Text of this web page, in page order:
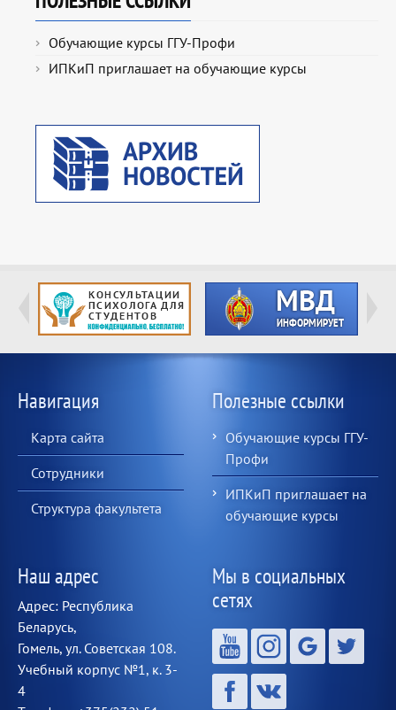
Обучающие курсы ГГУ-Профи
ИПКиП приглашает на обучающие курсы
Навигация
Карта сайта
Сотрудники
Структура факультета
Полезные ссылки
Обучающие курсы ГГУ-
Профи
ИПКиП приглашает на
обучающие курсы
Наш адрес
Адрес: Республика
Беларусь,
Гомель, ул. Советская 108.
Учебный корпус №1, к. 3-
4
Мы в социальных
сетях